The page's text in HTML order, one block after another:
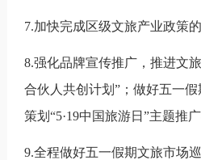
7.加快完成区级文旅产业政策的
8.强化品牌宣传推广，推进文
合伙人共创计划 ”；做好五一假
策划“5·19中国旅游日 ”主题推
9.全程做好五一假期文旅市场